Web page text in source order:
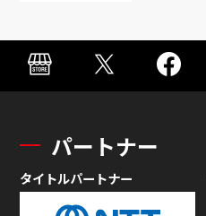
パートナー
タイトルパートナー